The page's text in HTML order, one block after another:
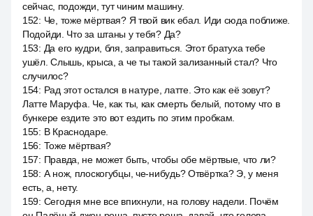
сейчас, подожди, тут чиним машину.
152: Че, тоже мёртвая? Я твой вик ебал. Иди сюда поближе.
Подойди. Что за штаны у тебя? Да?
153: Да его кудри, бля, заправиться. Этот братуха тебе
ушёл. Слышь, крыса, а че ты такой зализанный стал? Что
случилос?
154: Рад этот остался в натуре, латте. Это как её зовут?
Латте Маруфа. Че, как ты, как смерть белый, потому что в
бункере ездите это вот ездить по этим пробкам.
155: В Краснодаре.
156: Тоже мёртвая?
157: Правда, не может быть, чтобы обе мёртвые, что ли?
158: А нож, плоскогубцы, че-нибудь? Отвёртка? Э, у меня
есть, а, нету.
159: Сегодня мне все впихнули, на голову надели. Почём